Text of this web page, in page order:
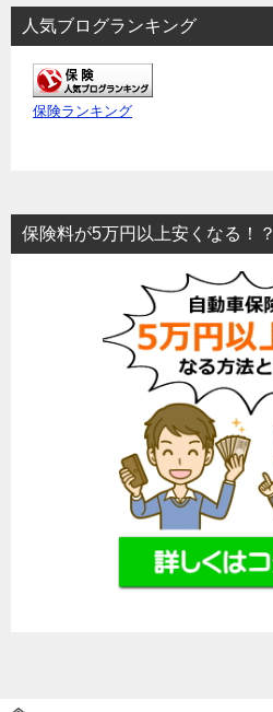
人気ブログランキング
保険ランキング
保険料が5万円以上安くなる！？